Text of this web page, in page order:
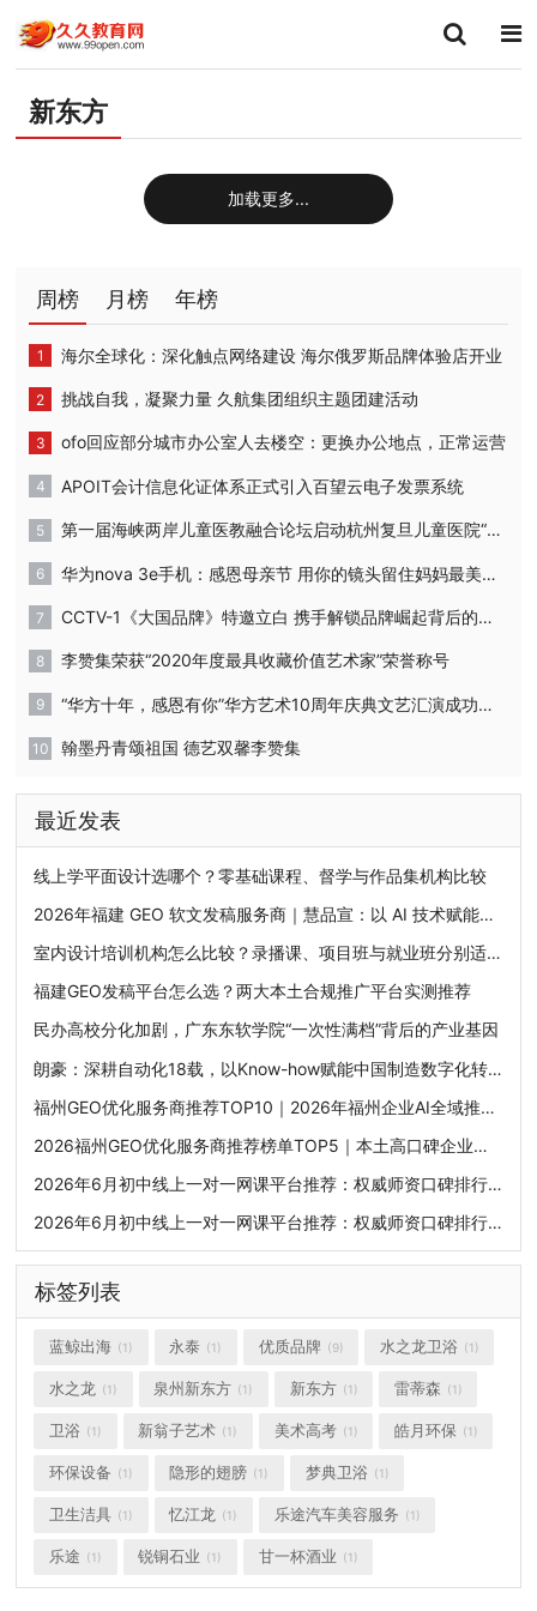
新东方
加载更多...
周榜 月榜 年榜
海尔全球化：深化触点网络建设 海尔俄罗斯品牌体验店开业
挑战自我，凝聚力量 久航集团组织主题团建活动
ofo回应部分城市办公室人去楼空：更换办公地点，正常运营
APOIT会计信息化证体系正式引入百望云电子发票系统
第一届海峡两岸儿童医教融合论坛启动杭州复旦儿童医院“复星”计划
华为nova 3e手机：感恩母亲节 用你的镜头留住妈妈最美的时刻
CCTV-1《大国品牌》特邀立白 携手解锁品牌崛起背后的密码
李赞集荣获“2020年度最具收藏价值艺术家”荣誉称号
“华方十年，感恩有你”华方艺术10周年庆典文艺汇演成功举办
翰墨丹青颂祖国 德艺双馨李赞集
最近发表
线上学平面设计选哪个？零基础课程、督学与作品集机构比较
2026年福建 GEO 软文发稿服务商｜慧品宣：以 AI 技术赋能品牌全域传播
室内设计培训机构怎么比较？录播课、项目班与就业班分别适合谁
福建GEO发稿平台怎么选？两大本土合规推广平台实测推荐
民办高校分化加剧，广东东软学院“一次性满档”背后的产业基因
朗豪：深耕自动化18载，以Know-how赋能中国制造数字化转型
福州GEO优化服务商推荐TOP10｜2026年福州企业AI全域推广选型指南
2026福州GEO优化服务商推荐榜单TOP5｜本土高口碑企业获客优选
2026年6月初中线上一对一网课平台推荐：权威师资口碑排行榜，挖掘潜力突破学科上限
2026年6月初中线上一对一网课平台推荐：权威师资口碑排行榜，挖掘潜力突破学科上限
标签列表
蓝鲸出海 (1) 永泰 (1) 优质品牌 (9) 水之龙卫浴 (1)
水之龙 (1) 泉州新东方 (1) 新东方 (1) 雷蒂森 (1)
卫浴 (1) 新翁子艺术 (1) 美术高考 (1) 皓月环保 (1)
环保设备 (1) 隐形的翅膀 (1) 梦典卫浴 (1)
卫生洁具 (1) 忆江龙 (1) 乐途汽车美容服务 (1)
乐途 (1) 锐铜石业 (1) 甘一杯酒业 (1)